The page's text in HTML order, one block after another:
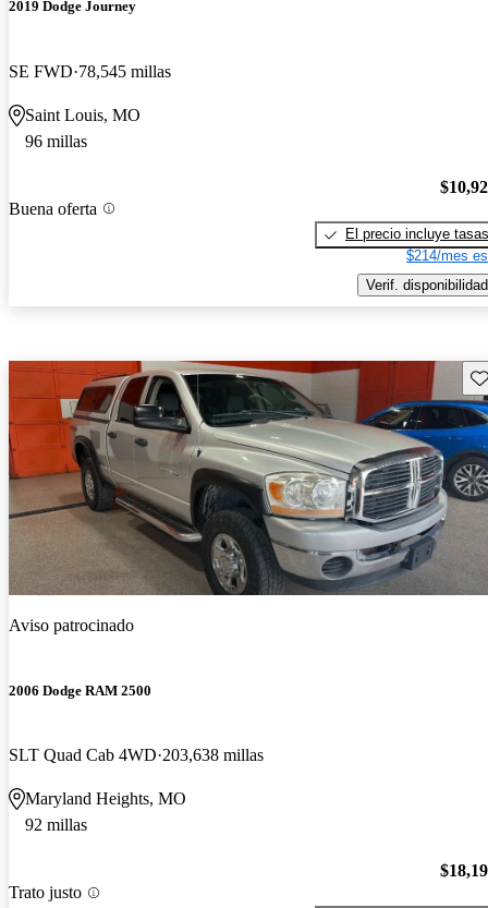
2019 Dodge Journey
SE FWD 78,545 millas
Saint Louis, MO
96 millas
Buena oferta
El precio incluye tasas
$214/mes
Verif. disponibilidad
Aviso patrocinado
2006 Dodge RAM 2500
SLT Quad Cab 4WD 203,638 millas
Maryland Heights, MO
92 millas
Trato justo